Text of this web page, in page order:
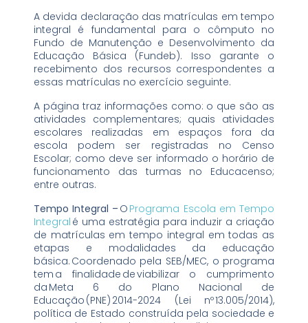
A devida declaração das matrículas em tempo
integral é fundamental para o cômputo no
Fundo de Manutenção e Desenvolvimento da
Educação Básica (Fundeb). Isso garante o
recebimento dos recursos correspondentes a
essas matrículas no exercício seguinte.
A página traz informações como: o que são as
atividades complementares; quais atividades
escolares realizadas em espaços fora da
escola podem ser registradas no Censo
Escolar; como deve ser informado o horário de
funcionamento das turmas no Educacenso;
entre outras.
Tempo Integral – O Programa Escola em Tempo
Integral é uma estratégia para induzir a criação
de matrículas em tempo integral em todas as
etapas e modalidades da educação
básica. Coordenado pela SEB/MEC, o programa
tem a finalidade de viabilizar o cumprimento
da Meta 6 do Plano Nacional de
Educação (PNE) 2014-2024 (Lei nº 13.005/2014),
política de Estado construída pela sociedade e